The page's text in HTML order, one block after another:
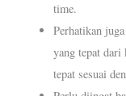
time.
Perhatikan
yang tepat dari
tepat sesuai